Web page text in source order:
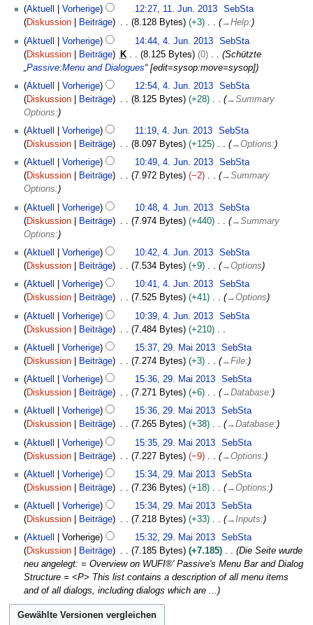
Aktuell
Vorherige 12:27, 11. Jun. 2013
SebSta
Diskussion
Beiträge 8.128 Bytes +3 →Help:
Aktuell Vorherige 14:44, 4. Jun. 2013
SebSta
Diskussion
Beiträge K 8.125 Bytes 0
Schützte
Passive:Menu and Dialogues“ [edit=sysop:move=sysop]
Aktuell
Vorherige 12:54, 4. Jun. 2013
SebSta
Diskussion
Beiträge 8.125 Bytes +28 →Summary
Options:
Aktuell
Vorherige 11:19, 4. Jun. 2013
SebSta
Diskussion
Beiträge 8.097 Bytes +125 →Options:
Aktuell
Vorherige 10:49, 4. Jun. 2013
SebSta
Diskussion
Beiträge 7.972 Bytes −2 →Summary
Options:
Aktuell
Vorherige 10:48, 4. Jun. 2013
SebSta
Diskussion
Beiträge 7.974 Bytes +440 →Summary
Options:
Aktuell
Vorherige 10:42, 4. Jun. 2013
SebSta
Diskussion
Beiträge 7.534 Bytes +9 →Options
Aktuell
Vorherige 10:41, 4. Jun. 2013
SebSta
Diskussion
Beiträge 7.525 Bytes +41 →Options
Aktuell
Vorherige 10:39, 4. Jun. 2013
SebSta
Diskussion
Beiträge 7.484 Bytes
+210
K
e
n
e
B
e
r
b
e
i
t
u
g
s
z
u
s
a
m
M
Aktuell Vorherige 15:37, 29. Mai 2013
SebSta
Diskussion
Beiträge 7.274 Bytes +3 →File:
Aktuell
Vorherige 15:36, 29. Mai 2013
SebSta
Diskussion
Beiträge 7.271 Bytes +6 →Database:
Aktuell
Vorherige 15:36, 29. Mai 2013
SebSta
Diskussion
Beiträge 7.265 Bytes +38 →Database:
Aktuell
Vorherige 15:35, 29. Mai 2013
SebSta
Diskussion
Beiträge 7.227 Bytes −9 →Options:
Aktuell
Vorherige 15:34, 29. Mai 2013
SebSta
Diskussion
Beiträge 7.236 Bytes +18 →Options:
Aktuell
Vorherige 15:34, 29. Mai 2013
SebSta
Diskussion
Beiträge 7.218 Bytes +33 →Inputs:
Aktuell
Vorherige 15:32, 29. Mai 2013
SebSta
Diskussion
Beiträge 7.185 Bytes +7.185
Die Seite wurde
neu angelegt: = Overview on WUFI®' Passive's Menu Bar and Dialog
Structure = <P> This list contains a description of all menu items
and of all dialogs, including dialogs which are ...